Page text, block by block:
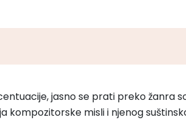
jasno se prati preko žanra
kompozitorske misli i njenog